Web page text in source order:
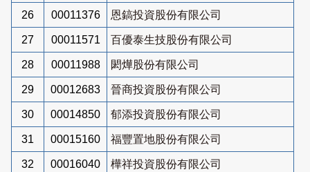
26 00011376 恩鎬投資股份有限公司
27 00011571 百優泰生技股份有限公司
28 00011988 閎燁股份有限公司
29 00012683 晉商投資股份有限公司
30 00014850 郁添投資股份有限公司
31 00015160 福豐置地股份有限公司
32 00016040 樺祥投資股份有限公司